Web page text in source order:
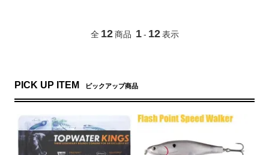
全 12 商品 1 - 12 表示
PICK UP ITEM ピックアップ商品